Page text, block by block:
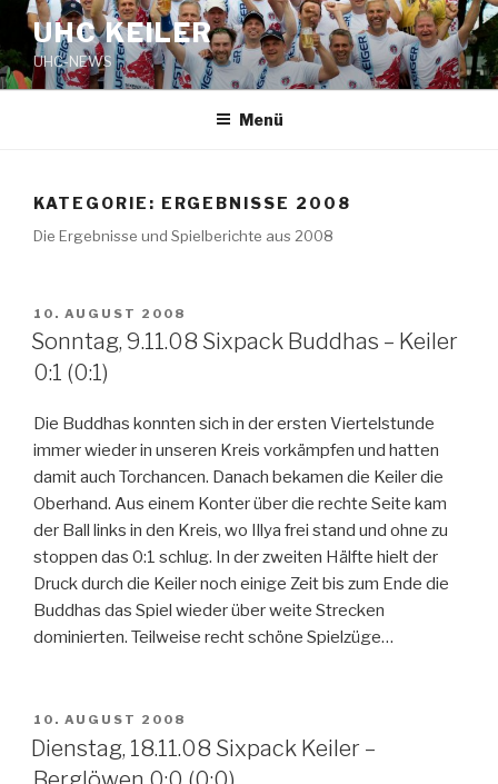
Zum
Inhalt
springen
UHC KEILER
UHC-NEWS
Menü
KATEGORIE: ERGEBNISSE 2008
Die Ergebnisse und Spielberichte aus 2008
VERÖFFENTLICHT
AM
10. AUGUST 2008
Sonntag, 9.11.08 Sixpack Buddhas – Keiler
0:1 (0:1)
Die Buddhas konnten sich in der ersten Viertelstunde
immer wieder in unseren Kreis vorkämpfen und hatten
damit auch Torchancen. Danach bekamen die Keiler die
Oberhand. Aus einem Konter über die rechte Seite kam
der Ball links in den Kreis, wo Illya frei stand und ohne zu
stoppen das 0:1 schlug. In der zweiten Hälfte hielt der
Druck durch die Keiler noch einige Zeit bis zum Ende die
Buddhas das Spiel wieder über weite Strecken
dominierten. Teilweise recht schöne Spielzüge…
VERÖFFENTLICHT
AM
10. AUGUST 2008
Dienstag, 18.11.08 Sixpack Keiler –